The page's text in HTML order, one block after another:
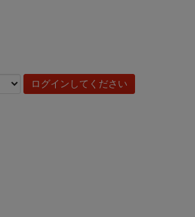
ログインしてください